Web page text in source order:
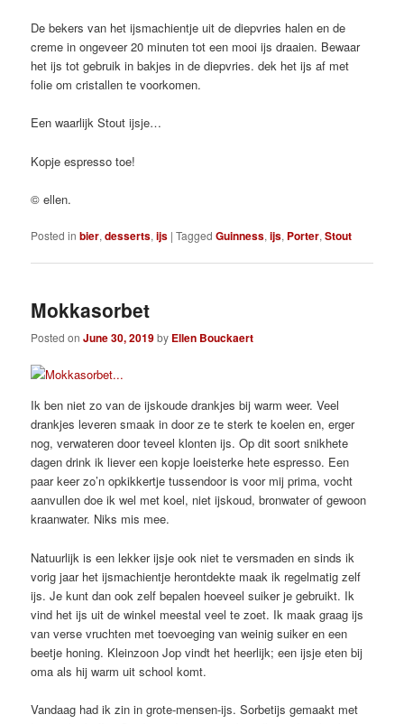
De bekers van het ijsmachientje uit de diepvries halen en de
creme in ongeveer 20 minuten tot een mooi ijs draaien. Bewaar
het ijs tot gebruik in bakjes in de diepvries. dek het ijs af met
folie om cristallen te voorkomen.
Een waarlijk Stout ijsje…
Kopje espresso toe!
© ellen.
Posted in bier,desserts,ijs |Tagged Guinness,ijs, Porter,Stout
Mokkasorbet
Posted onJune 30, 2019by Ellen Bouckaert
Ik ben niet zo van de ijskoude drankjes bij warm weer. Veel
drankjes leveren smaak in door ze te sterk te koelen en, erger
nog, verwateren door teveel klonten ijs. Op dit soort snikhete
dagen drink ik liever een kopje loeisterke hete espresso. Een
paar keer zo’n opkikkertje tussendoor is voor mij prima, vocht
aanvullen doe ik wel met koel, niet ijskoud, bronwater of gewoon
kraanwater. Niks mis mee.
Natuurlijk is een lekker ijsje ook niet te versmaden en sinds ik
vorig jaar het ijsmachientje herontdekte maak ik regelmatig zelf
ijs. Je kunt dan ook zelf bepalen hoeveel suiker je gebruikt. Ik
vind het ijs uit de winkel meestal veel te zoet. Ik maak graag ijs
van verse vruchten met toevoeging van weinig suiker en een
beetje honing. Kleinzoon Jop vindt het heerlijk; een ijsje eten bij
oma als hij warm uit school komt.
Vandaag had ik zin in grote-mensen-ijs. Sorbetijs gemaakt met